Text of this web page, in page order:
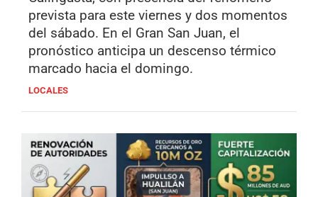
prevista para este viernes y dos momentos
del sábado. En el Gran San Juan, el
pronóstico anticipa un descenso térmico
marcado hacia el domingo.
LOCALES